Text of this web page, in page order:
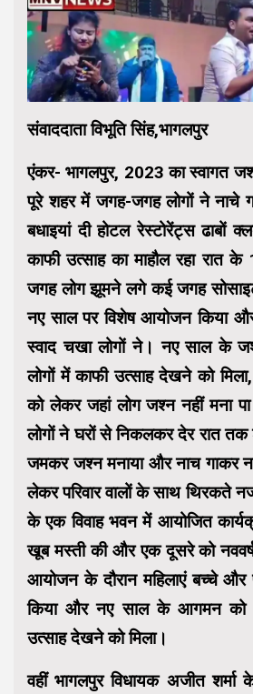
संवाददाता विभूति सिंह,भागलपुर
एंकर- भागलपुर, 2023 का स्वागत
पूरे शहर में जगह-जगह लोगों ने नाचे
बधाइयां दी होटल रेस्टोरेंट्स ढाबों
काफी उत्साह का माहौल रहा रात
जगह लोग झूमने लगे कई जगह
नए साल पर विशेष आयोजन किया
स्वाद चखा लोगों ने। नए साल के
लोगों में काफी उत्साह देखने को
को लेकर जहां लोग जश्न नहीं मना
लोगों ने घरों से निकलकर देर रात
जमकर जश्न मनाया और नाच गाकर
लेकर परिवार वालों के साथ थिरकते
के एक विवाह भवन में आयोजित
खूब मस्ती की और एक दूसरे को
आयोजन के दौरान महिलाएं बच्चे
किया और नए साल के आगमन को
उत्साह देखने को मिला।
वहीं भागलपुर विधायक अजीत